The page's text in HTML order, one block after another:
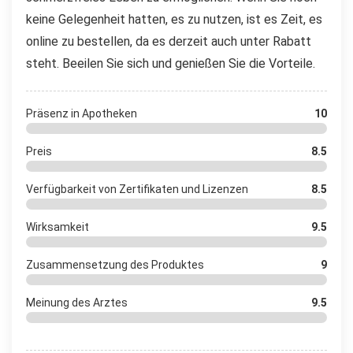
keine Gelegenheit hatten, es zu nutzen, ist es Zeit, es
online zu bestellen, da es derzeit auch unter Rabatt
steht. Beeilen Sie sich und genießen Sie die Vorteile.
Präsenz in Apotheken 10
Preis 8.5
Verfügbarkeit von Zertifikaten und Lizenzen 8.5
Wirksamkeit 9.5
Zusammensetzung des Produktes 9
Meinung des Arztes 9.5